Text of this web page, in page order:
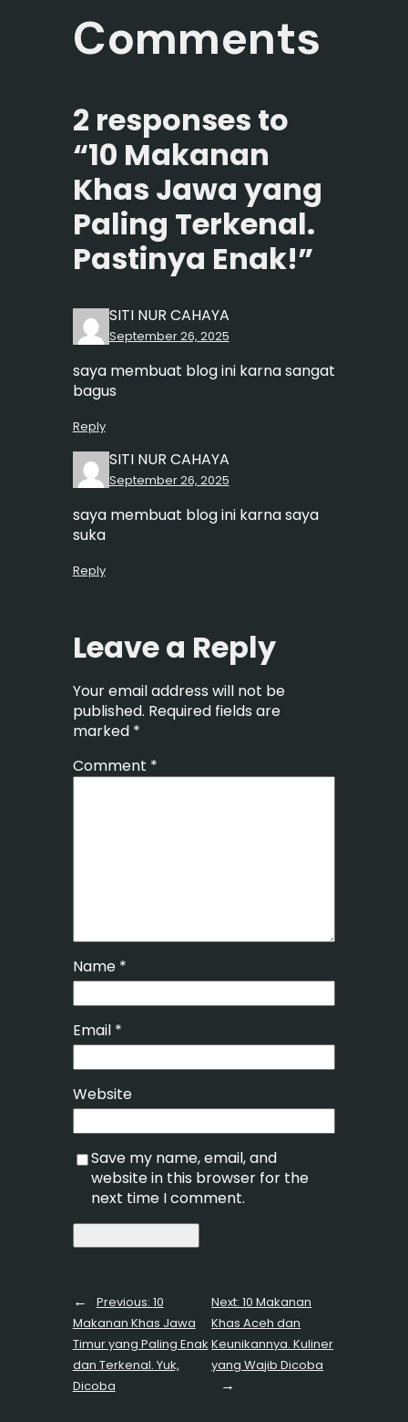
Comments
2 responses to
“10 Makanan
Khas Jawa yang
Paling Terkenal.
Pastinya Enak!”
SITI NUR CAHAYA
September 26, 2025
saya membuat blog ini karna sangat
bagus
Reply
SITI NUR CAHAYA
September 26, 2025
saya membuat blog ini karna saya
suka
Reply
Leave a Reply
Your email address will not be
published. Required fields are
marked *
Comment *
Name *
Email *
Website
Save my name, email, and
website in this browser for the
next time I comment.
← Previous: 10
Makanan Khas Jawa
Timur yang Paling Enak
dan Terkenal. Yuk,
Dicoba
Next:10 Makanan
Khas Aceh dan
Keunikannya. Kuliner
yang Wajib Dicoba
→